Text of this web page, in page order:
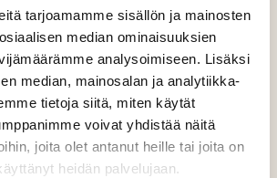
tarjoamamme sisällön ja mainosten
median ominaisuuksien
analysoimiseen. Lisäksi
median, mainosalan ja analytiikka-
tietoja siitä, miten käytät
voivat yhdistää näitä
joita olet antanut heille tai joita on
heidän palvelujaan.
Läs också